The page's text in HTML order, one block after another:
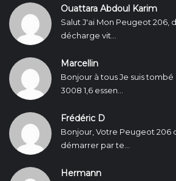
Ouattara Abdoul Karim
Salut J'ai Mon Peugeot 206,
décharge vit...
Marcellin
Bonjour à tous Je suis
3008 1,6 essen...
Frédéric D
Bonjour, Votre Peugeot 206
démarrer par te...
Hermann